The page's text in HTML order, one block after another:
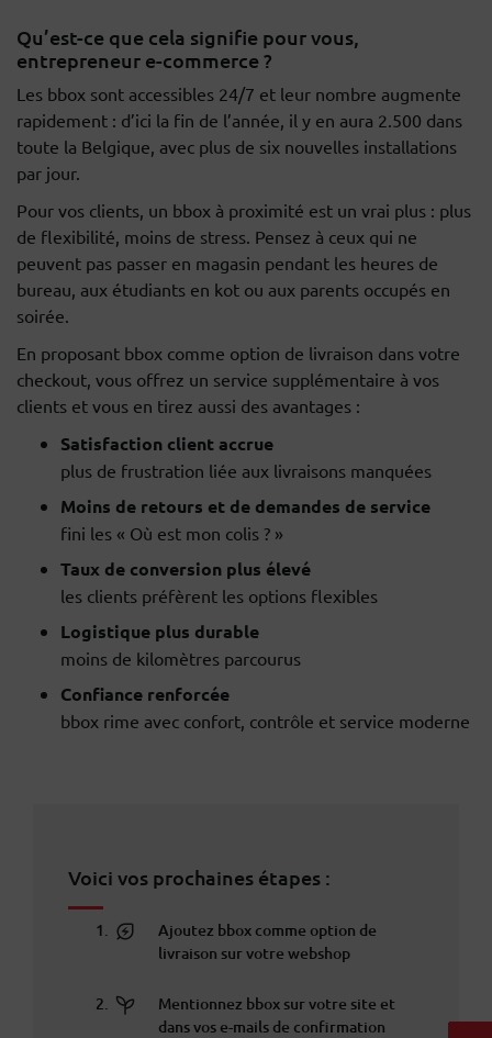
Qu’est-ce que cela signifie pour vous,
entrepreneur e-commerce ?
Les bbox sont accessibles 24/7 et leur nombre augmente
rapidement : d’ici la fin de l’année, il y en aura 2.500 dans
toute la Belgique, avec plus de six nouvelles installations
par jour.
Pour vos clients, un bbox à proximité est un vrai plus : plus
de flexibilité, moins de stress. Pensez à ceux qui ne
peuvent pas passer en magasin pendant les heures de
bureau, aux étudiants en kot ou aux parents occupés en
soirée.
En proposant bbox comme option de livraison dans votre
checkout, vous offrez un service supplémentaire à vos
clients et vous en tirez aussi des avantages :
Satisfaction client accrue
plus de frustration liée aux livraisons manquées
Moins de retours et de demandes de service
fini les « Où est mon colis ? »
Taux de conversion plus élevé
les clients préfèrent les options flexibles
Logistique plus durable
moins de kilomètres parcourus
Confiance renforcée
bbox rime avec confort, contrôle et service moderne
Voici vos prochaines étapes :
Ajoutez bbox comme option de
livraison sur votre webshop
Mentionnez bbox sur votre site et
dans vos e-mails de confirmation